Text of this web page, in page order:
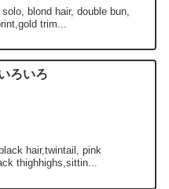
blond hair, double bun,
trim...
ろいろ
hair,twintail, pink
thighhighs,sittin...